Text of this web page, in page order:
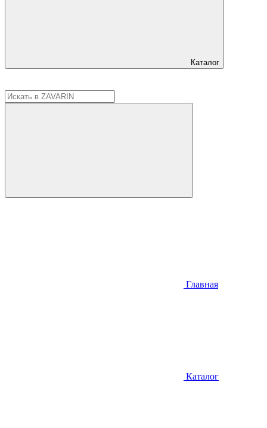
Каталог
Главная
Каталог